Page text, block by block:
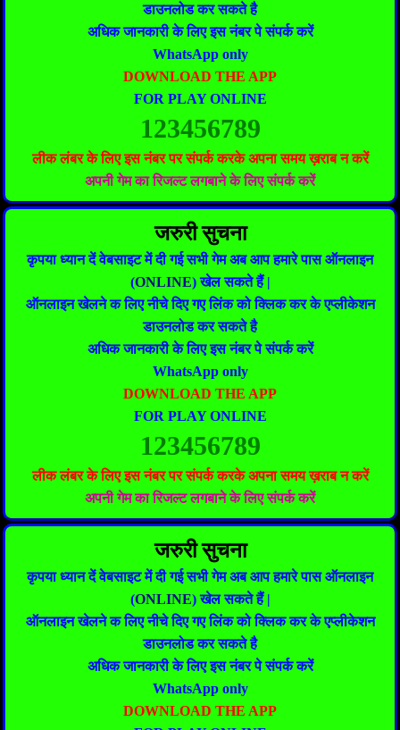
डाउनलोड कर सकते है
अधिक जानकारी के लिए इस नंबर पे संपर्क करें
WhatsApp only
DOWNLOAD THE APP
FOR PLAY ONLINE
123456789
लीक लंबर के लिए इस नंबर पर संपर्क करके अपना समय ख़राब न करें
अपनी गेम का रिजल्ट लगबाने के लिए संपर्क करें
जरुरी सुचना
कृपया ध्यान दें वेबसाइट में दी गई सभी गेम अब आप हमारे पास ऑनलाइन
(ONLINE) खेल सकते हैं |
ऑनलाइन खेलने क लिए नीचे दिए गए लिंक को क्लिक कर के एप्लीकेशन
डाउनलोड कर सकते है
अधिक जानकारी के लिए इस नंबर पे संपर्क करें
WhatsApp only
DOWNLOAD THE APP
FOR PLAY ONLINE
123456789
लीक लंबर के लिए इस नंबर पर संपर्क करके अपना समय ख़राब न करें
अपनी गेम का रिजल्ट लगबाने के लिए संपर्क करें
जरुरी सुचना
कृपया ध्यान दें वेबसाइट में दी गई सभी गेम अब आप हमारे पास ऑनलाइन
(ONLINE) खेल सकते हैं |
ऑनलाइन खेलने क लिए नीचे दिए गए लिंक को क्लिक कर के एप्लीकेशन
डाउनलोड कर सकते है
अधिक जानकारी के लिए इस नंबर पे संपर्क करें
WhatsApp only
DOWNLOAD THE APP